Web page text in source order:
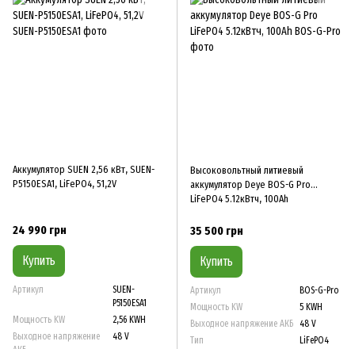
Аккумулятор SUEN 2,56 кВт, SUEN-
P5150ESA1, LiFePO4, 51,2V
24 990 грн
Купить
Артикул
SUEN-
P5150ESA1
Мощность KW
2,56 KWH
Выходное напряжение
48 V
Высоковольтный литиевый
аккумулятор Deye BOS-G Pro
LiFePO4 5.12кВтч, 100Ah
35 500 грн
Купить
Артикул
BOS-G-Pro
Мощность KW
5 KWH
Выходное напряжение АКБ 48 V
Тип
LiFePO4